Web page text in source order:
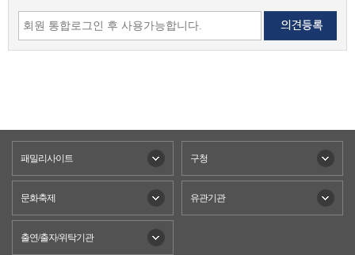
패밀리사이트 구청
문화축제 유관기관
출연/출자/위탁기관